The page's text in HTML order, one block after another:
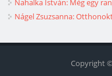
Nahalka István: Még egy
Nágel Zsuzsanna:
Copyright